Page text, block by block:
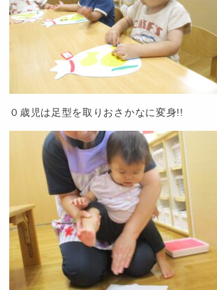
０歳児は足型を取りおさかなに変身!!